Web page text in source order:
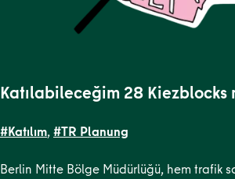
Katılabileceğim 28 Kiezblocks
#Katılım,#TR Planung
Berlin Mitte Bölge Müdürlüğü, hem trafik